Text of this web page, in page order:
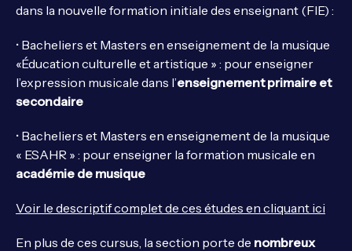
dans la nouvelle formation initiale des enseignant (FIE) :
• Bacheliers et Masters en enseignement de la musique
«Éducation culturelle et artistique » : pour enseigner
l’expression musicale dans l’enseignement primaire et
secondaire
• Bacheliers et Masters en enseignement de la musique
« ESAHR » : pour enseigner la formation musicale en
académie de musique
Voir le descriptif complet de ces études en cliquant ici
En plus de ces cursus, la section porte de nombreux